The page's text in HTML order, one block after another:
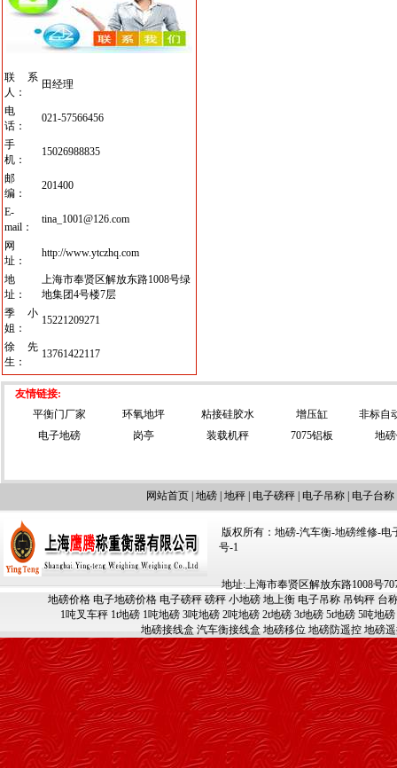
联系
人：
田经理
电
话：
021-57566456
手
机：
15026988835
邮
编：
201400
E-
mail：
tina_1001@126.com
网
址：
http://www.ytczhq.com
地
址：
上海市奉贤区解放东路1008号绿
地集团4号楼7层
季小
姐：
15221209271
徐先
生：
13761422117
友情链接:
平衡门厂家
环氧地坪 粘接硅胶水 增压缸
非标自
电子地磅
岗亭 装载机秤 7075铝板 地
网站首页 地磅 地秤 电子磅秤 电子吊称 电子台称
版权所有：地磅-汽车衡-地磅维修-电
号-1
地址:上海市奉贤区解放东路1008号
地磅价格 电子地磅价格 电子磅秤 磅秤 小地磅 地上衡 电子吊称 吊钩秤 台
1吨叉车秤 1t地磅 1吨地磅 3吨地磅 2吨地磅 2t地磅 3t地磅 5t地磅 5吨地磅
地磅接线盒 汽车衡接线盒 地磅移位 地磅防遥控 地磅